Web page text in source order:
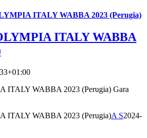
ITALY WABBA 2023 (Perugia)
ITALY WABBA
ITALY WABBA 2023 (Perugia) Gara
ITALY WABBA 2023 (Perugia)A S2024-